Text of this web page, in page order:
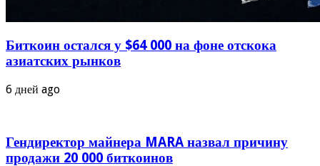
Биткоин остался у $64 000 на фоне отскока
азиатских рынков
6 дней ago
Гендиректор майнера MARA назвал причину
продажи 20 000 биткоинов